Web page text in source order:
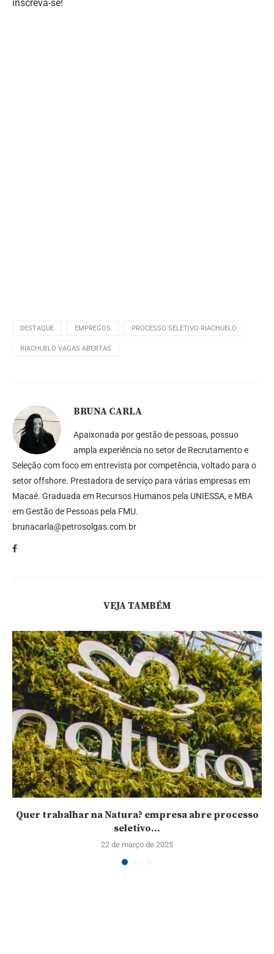
inscreva-se!
DESTAQUE EMPREGOS PROCESSO SELETIVO RIACHUELO
RIACHUELO VAGAS ABERTAS
BRUNA CARLA
Apaixonada por gestão de pessoas, possuo
ampla experiência no setor de Recrutamento e
Seleção com foco em entrevista por competência, voltado para o
setor offshore. Prestadora de serviço para várias empresas em
Macaé. Graduada em Recursos Humanos pela UNIESSA, e MBA
em Gestão de Pessoas pela FMU.
brunacarla@petrosolgas.com.br
VEJA TAMBÉM
Quer trabalhar na Natura? empresa abre processo
seletivo...
22 de março de 2025